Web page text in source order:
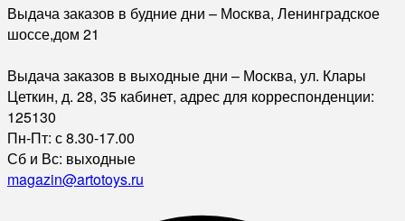
Выдача заказов в будние дни – Москва, Ленинградское
шоссе,дом 21
Выдача заказов в выходные дни – Москва, ул. Клары
Цеткин, д. 28, 35 кабинет, адрес для корреспонденции:
125130
Пн-Пт: с 8.30-17.00
Сб и Вс: выходные
magazin@artotoys.ru